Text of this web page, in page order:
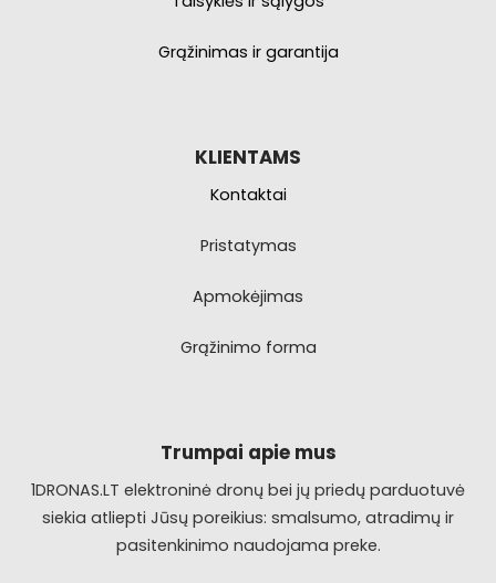
Grąžinimas ir garantija
KLIENTAMS
Kontaktai
Pristatymas
Apmokėjimas
Grąžinimo forma
Trumpai apie mus
1DRONAS.LT elektroninė dronų bei jų priedų parduotuvė
siekia atliepti Jūsų poreikius: smalsumo, atradimų ir
pasitenkinimo naudojama preke.